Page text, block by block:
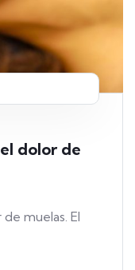
dolor de
muelas. El